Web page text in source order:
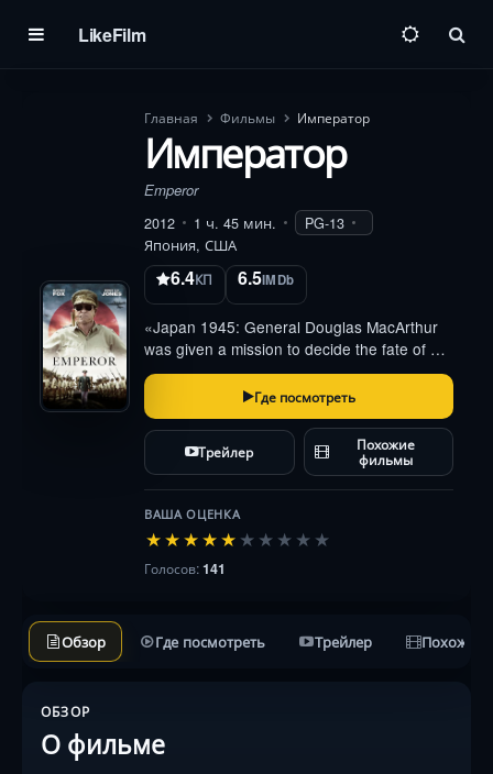
LikeFilm
Главная Фильмы Император
Император
Emperor
2012
1 ч. 45 мин.
PG-13
Япония, США
6.4КП 6.5IMDb
«Japan 1945: General Douglas MacArthur
was given a mission to decide the fate of a
nation, the guilt of a leader, and the true
price of peace»Где посмотреть
Трейлер Похожие
фильмы
ВАША ОЦЕНКА
★★★★★ ★ ★ ★ ★ ★
Голосов:141
Обзор Где посмотреть Трейлер Похожие
ОБЗОР
О фильме